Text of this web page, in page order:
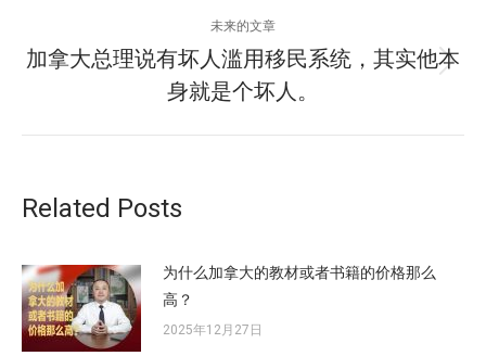
航
的
文
章：
未来的文章
未
来
加拿大总理说有坏人滥用移民系统，其实他本
身就是个坏人。
Related Posts
为什么加拿大的教材或者书籍的价格那么
高？
2025年12月27日